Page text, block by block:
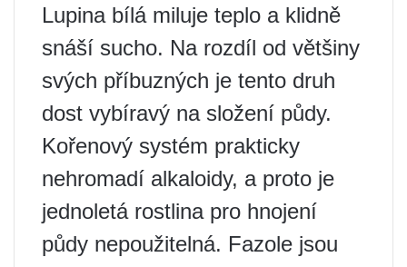
Lupina bílá miluje teplo a klidně
snáší sucho. Na rozdíl od většiny
svých příbuzných je tento druh
dost vybíravý na složení půdy.
Kořenový systém prakticky
nehromadí alkaloidy, a proto je
jednoletá rostlina pro hnojení
půdy nepoužitelná. Fazole jsou